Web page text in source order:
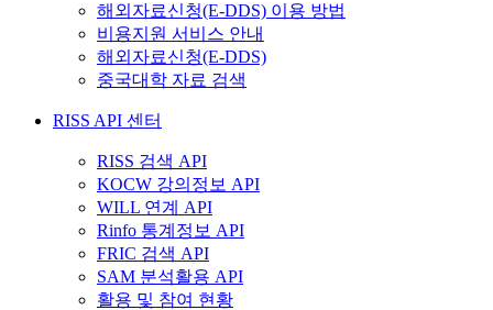
해외자료신청(E-DDS) 이용 방법
비용지원 서비스 안내
해외자료신청(E-DDS)
중국대학 자료 검색
RISS API 센터
RISS 검색 API
KOCW 강의정보 API
WILL 연계 API
Rinfo 통계정보 API
FRIC 검색 API
SAM 분석활용 API
활용 및 참여 현황